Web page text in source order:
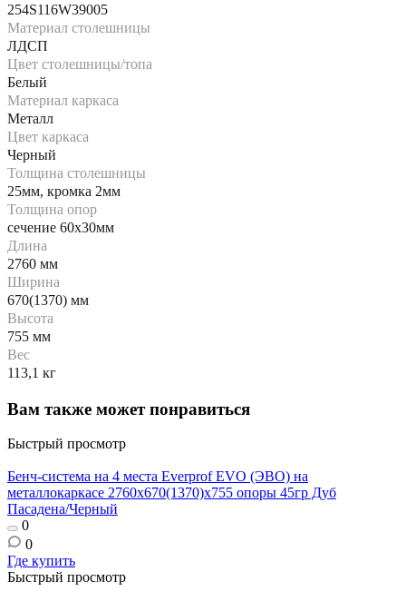
254S116W39005
Материал столешницы
ЛДСП
Цвет столешницы/топа
Белый
Материал каркаса
Металл
Цвет каркаса
Черный
Толщина столешницы
25мм, кромка 2мм
Толщина опор
сечение 60х30мм
Длина
2760 мм
Ширина
670(1370) мм
Высота
755 мм
Вес
113,1 кг
Вам также может понравиться
Быстрый просмотр
Бенч-система на 4 места Everprof EVO (ЭВО) на
металлокаркасе 2760х670(1370)x755 опоры 45гр Дуб
Пасадена/Черный
0
0
Где купить
Быстрый просмотр